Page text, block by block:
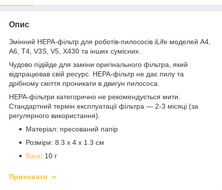
Опис
Змінний HEPA-фільтр для роботів-пилососів iLife моделей A4,
A6, T4, V3S, V5, X430 та інших сумісних.
Чудово підійде для заміни оригінального фільтра, який
відпрацював свій ресурс. HEPA-фільтр не дає пилу та
дрібному сміття проникати в двигун пилососа.
HEPA-фільтри категорично не рекомендується мити.
Стандартний термін експлуатації фільтра — 2-3 місяці (за
регулярного використання).
Матеріал: пресований папір
Розміри: 8.3 x 4 x 1.3 см
Вага: 10 г
Приховати